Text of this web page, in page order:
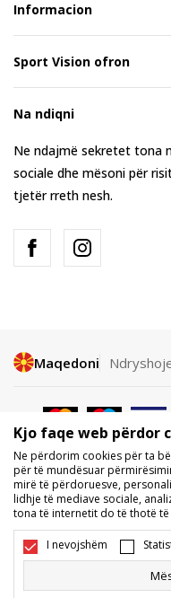
Informacion
Sport Vision ofron
Na ndiqni
Ne ndajmë sekretet tona
sociale dhe mësoni për
tjetër rreth nesh.
Maqedoni
Nuk lejohet shkarkimi ose
të BDS.MK, pjesërisht ose
tregtare, përmbajtjes
publikimi i tyre publikisht
pëlqimin me
Ne përpiqemi të jemi sa
dhe vetë çmimin, por nuk
Kjo faqe web përdor
Ne përdorim cookies për ta
për të mundësuar
mirë të përdoruesve,
lidhje të mediave sociale,
tona të internetit do të thotë
I nevojshëm